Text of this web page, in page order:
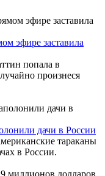
эфире заставила
попала в
произнеся
дачи в России
тараканы
в России.